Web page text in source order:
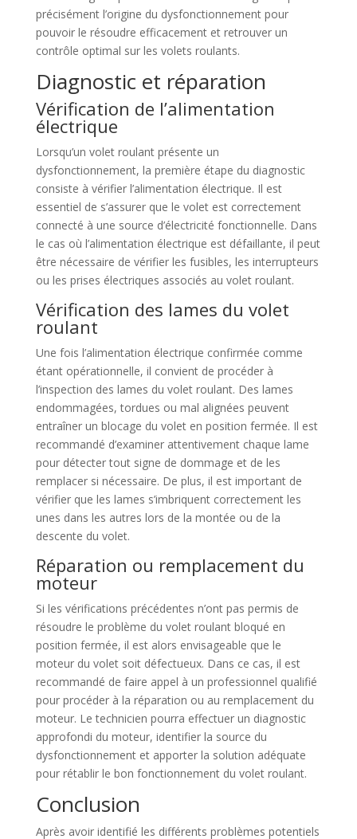
précisément l’origine du dysfonctionnement pour
pouvoir le résoudre efficacement et retrouver un
contrôle optimal sur les volets roulants.
Diagnostic et réparation
Vérification de l’alimentation
électrique
Lorsqu’un volet roulant présente un
dysfonctionnement, la première étape du diagnostic
consiste à vérifier l’alimentation électrique. Il est
essentiel de s’assurer que le volet est correctement
connecté à une source d’électricité fonctionnelle. Dans
le cas où l’alimentation électrique est défaillante, il peut
être nécessaire de vérifier les fusibles, les interrupteurs
ou les prises électriques associés au volet roulant.
Vérification des lames du volet
roulant
Une fois l’alimentation électrique confirmée comme
étant opérationnelle, il convient de procéder à
l’inspection des lames du volet roulant. Des lames
endommagées, tordues ou mal alignées peuvent
entraîner un blocage du volet en position fermée. Il est
recommandé d’examiner attentivement chaque lame
pour détecter tout signe de dommage et de les
remplacer si nécessaire. De plus, il est important de
vérifier que les lames s’imbriquent correctement les
unes dans les autres lors de la montée ou de la
descente du volet.
Réparation ou remplacement du
moteur
Si les vérifications précédentes n’ont pas permis de
résoudre le problème du volet roulant bloqué en
position fermée, il est alors envisageable que le
moteur du volet soit défectueux. Dans ce cas, il est
recommandé de faire appel à un professionnel qualifié
pour procéder à la réparation ou au remplacement du
moteur. Le technicien pourra effectuer un diagnostic
approfondi du moteur, identifier la source du
dysfonctionnement et apporter la solution adéquate
pour rétablir le bon fonctionnement du volet roulant.
Conclusion
Après avoir identifié les différents problèmes potentiels